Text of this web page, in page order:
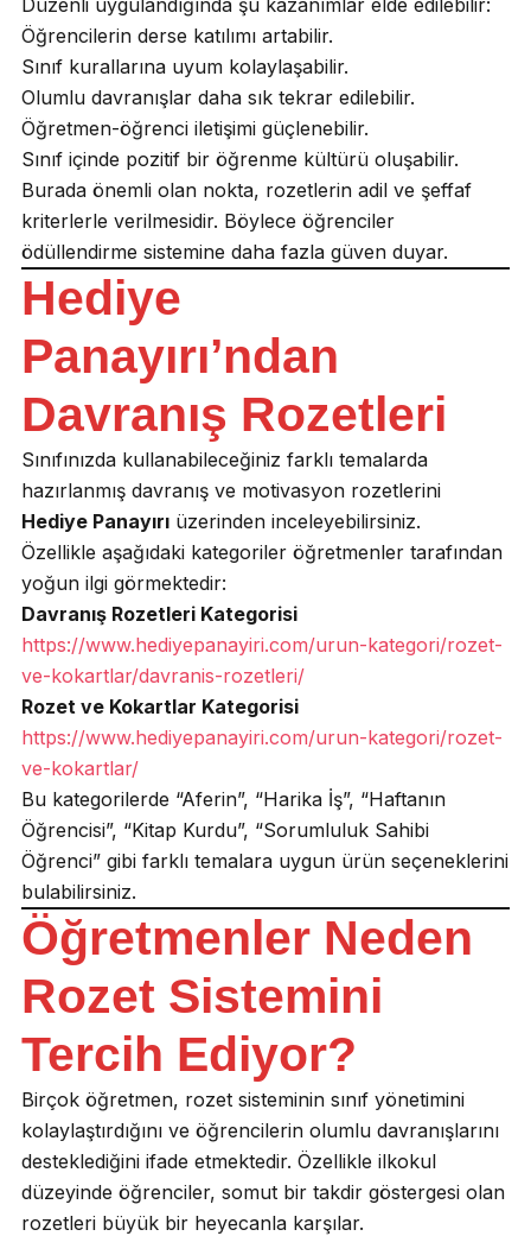
Öğrencilerin derse katılımı artabilir.
Sınıf kurallarına uyum kolaylaşabilir.
Olumlu davranışlar daha sık tekrar edilebilir.
Öğretmen-öğrenci iletişimi güçlenebilir.
Sınıf içinde pozitif bir öğrenme kültürü oluşabilir.
Burada önemli olan nokta, rozetlerin adil ve şeffaf
kriterlerle verilmesidir. Böylece öğrenciler
ödüllendirme sistemine daha fazla güven duyar.
Hediye
Panayırı’ndan
Davranış Rozetleri
Sınıfınızda kullanabileceğiniz farklı temalarda
hazırlanmış davranış ve motivasyon rozetlerini
Hediye Panayırıüzerinden inceleyebilirsiniz.
Özellikle aşağıdaki kategoriler öğretmenler tarafından
yoğun ilgi görmektedir:
Davranış Rozetleri Kategorisi
https://www.hediyepanayiri.com/urun-kategori/rozet-
ve-kokartlar/davranis-rozetleri/
Rozet ve Kokartlar Kategorisi
https://www.hediyepanayiri.com/urun-kategori/rozet-
ve-kokartlar/
Bu kategorilerde “Aferin”, “Harika İş”, “Haftanın
Öğrencisi”, “Kitap Kurdu”, “Sorumluluk Sahibi
Öğrenci” gibi farklı temalara uygun ürün seçeneklerini
bulabilirsiniz.
Öğretmenler Neden
Rozet Sistemini
Tercih Ediyor?
Birçok öğretmen, rozet sisteminin sınıf yönetimini
kolaylaştırdığını ve öğrencilerin olumlu davranışlarını
desteklediğini ifade etmektedir. Özellikle ilkokul
düzeyinde öğrenciler, somut bir takdir göstergesi olan
rozetleri büyük bir heyecanla karşılar.